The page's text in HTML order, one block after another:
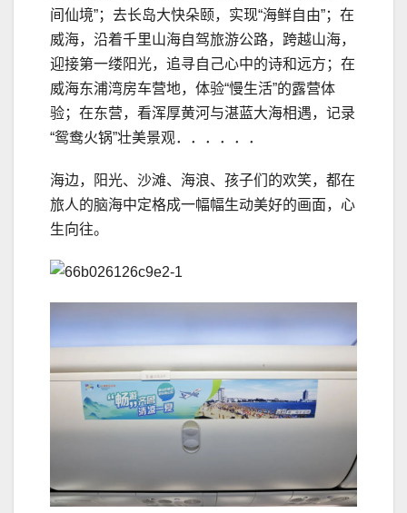
间仙境”；去长岛大快朵颐，实现“海鲜自由”；在
威海，沿着千里山海自驾旅游公路，跨越山海，
迎接第一缕阳光，追寻自己心中的诗和远方；在
威海东浦湾房车营地，体验“慢生活”的露营体
验；在东营，看浑厚黄河与湛蓝大海相遇，记录
“鸳鸯火锅”壮美景观．．．．．．
海边，阳光、沙滩、海浪、孩子们的欢笑，都在
旅人的脑海中定格成一幅幅生动美好的画面，心
生向往。